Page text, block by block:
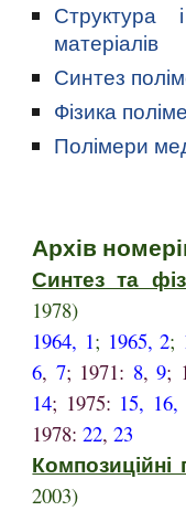
Структура
матеріалів
Синтез
Фізика
Полімери
Архів
Синтез та
1978)
1964, 1; 1965, 2;
6, 7; 1971: 8,9;
14; 1975: 15, 16,
1978:22,23
Композиційні
2003)